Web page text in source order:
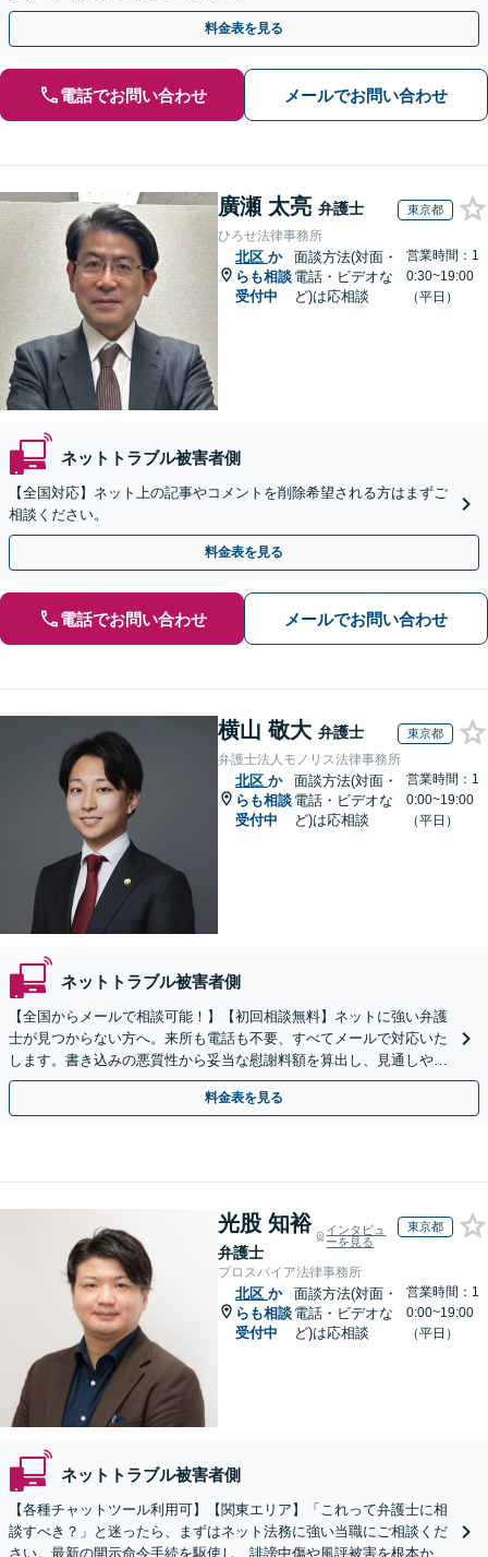
料金表を見る
電話でお問い合わせ メールでお問い合わせ
廣瀬 太亮 弁護士 東京都
ひろせ法律事務所
北区 か
らも相談
受付中
面談方法(対面・
電話・ビデオな
ど)は応相談
営業時間：1
0:30~19:00
（平日）
ネットトラブル被害者側
【全国対応】ネット上の記事やコメントを削除希望される方はまずご
相談ください。
料金表を見る
電話でお問い合わせ メールでお問い合わせ
横山 敬大 弁護士 東京都
弁護士法人モノリス法律事務所
北区 か
らも相談
受付中
面談方法(対面・
電話・ビデオな
ど)は応相談
営業時間：1
0:00~19:00
（平日）
ネットトラブル被害者側
【全国からメールで相談可能！】【初回相談無料】ネットに強い弁護
士が見つからない方へ。来所も電話も不要、すべてメールで対応いた
します。書き込みの悪質性から妥当な慰謝料額を算出し、見通しや費
用面のリスクも包み隠さずお伝えしサポートします。
料金表を見る
光股 知裕
弁護士
インタビュ
ーを見る
東京都
プロスパイア法律事務所
北区 か
らも相談
受付中
面談方法(対面・
電話・ビデオな
ど)は応相談
営業時間：1
0:00~19:00
（平日）
ネットトラブル被害者側
【各種チャットツール利用可】【関東エリア】「これって弁護士に相
談すべき？」と迷ったら、まずはネット法務に強い当職にご相談くだ
さい。最新の開示命令手続を駆使し、誹謗中傷や風評被害を根本から